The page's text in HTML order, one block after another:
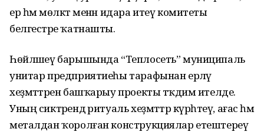
ер һәм мөлкәт менән идара итеү комитеты
белгестәре ҡатнашты.
Һөйләшеү барышында “Теплосеть” муниципаль
унитар предприятиеһы тарафынан ерләү
хеҙмәттәрен башҡарыу проекты тәҡдим ителде.
Уның сиктәрендә ритуаль хеҙмәттәр күрһәтеү, ағас һәм
металдан ҡоролған конструкциялар етештереү